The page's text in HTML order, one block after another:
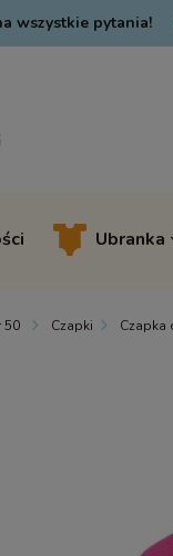
wszystkie pytania!
Ubranka
50 Czapki Czapka